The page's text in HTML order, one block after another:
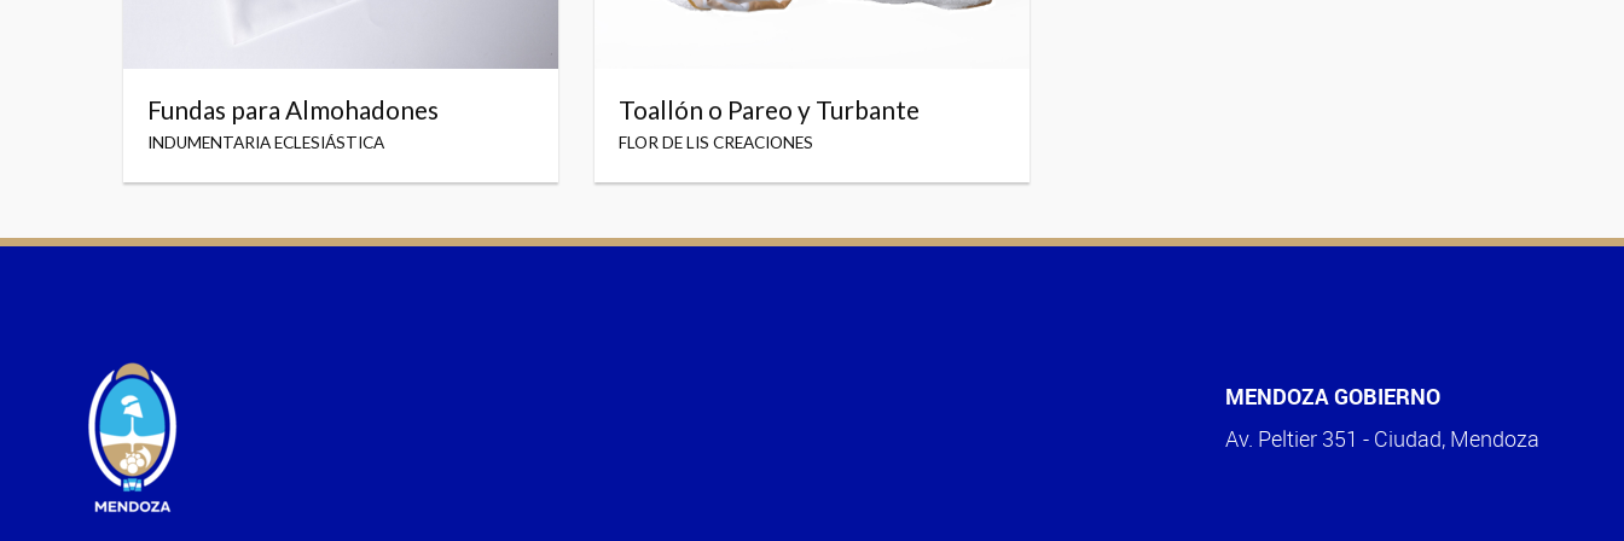
Fundas para Almohadones
INDUMENTARIA ECLESIÁSTICA
Toallón o Pareo y Turbante
FLOR DE LIS CREACIONES
MENDOZA GOBIERNO
Av. Peltier 351 - Ciudad, Mendoza